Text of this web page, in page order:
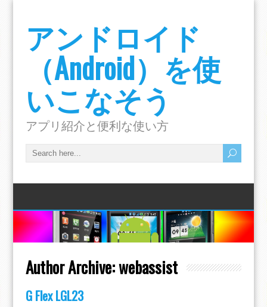
アンドロイド
（Android）を使
いこなそう
アプリ紹介と便利な使い方
Author Archive:webassist
G Flex LGL23